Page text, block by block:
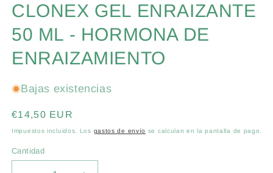
multimedia
1
en
una
modal
CLONEX GEL ENRAIZANTE
50 ML - HORMONA DE
ENRAIZAMIENTO
Bajas existencias
Precio
habitual
€14,50 EUR
Impuestos incluidos. Los gastos de envío se calculan en la pantalla de pago.
Cantidad
Cantidad